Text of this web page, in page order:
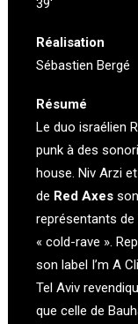
39′
Réalisation
Sébastien Bergé
Résumé
Le duo israélien
punk à des
house. Niv Arzi
de Red Axes
représentants
« cold-rave ».
son label I’m A
Tel Aviv
que celle de